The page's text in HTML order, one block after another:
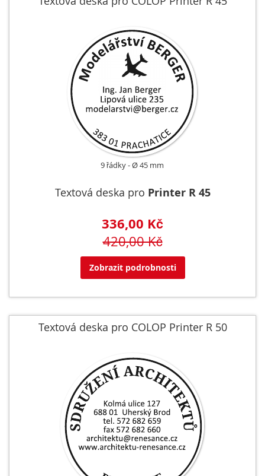
9 řádky Ø 45 mm
Textová deska pro Printer R 45
336,00 Kč
420,00 Kč
Zobrazit podrobnosti
Textová deska pro COLOP Printer R 50